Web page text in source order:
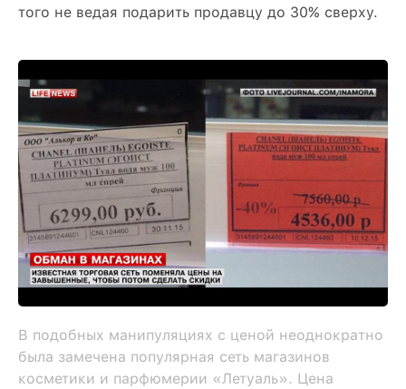
того не ведая подарить продавцу до 30% сверху.
В подобных манипуляциях с ценой неоднократно
была замечена популярная сеть магазинов
косметики и парфюмерии «Летуаль». Цена